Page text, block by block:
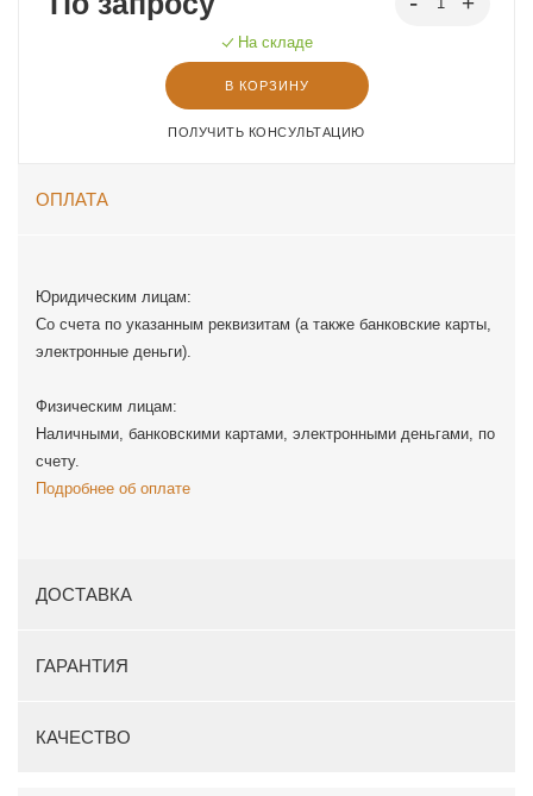
На складе
В КОРЗИНУ
ПОЛУЧИТЬ КОНСУЛЬТАЦИЮ
ОПЛАТА
Юридическим лицам:
Со счета по указанным реквизитам (а также банковские карты,
электронные деньги).
Физическим лицам:
Наличными, банковскими картами, электронными деньгами, по
счету.
Подробнее об оплате
ДОСТАВКА
ГАРАНТИЯ
КАЧЕСТВО